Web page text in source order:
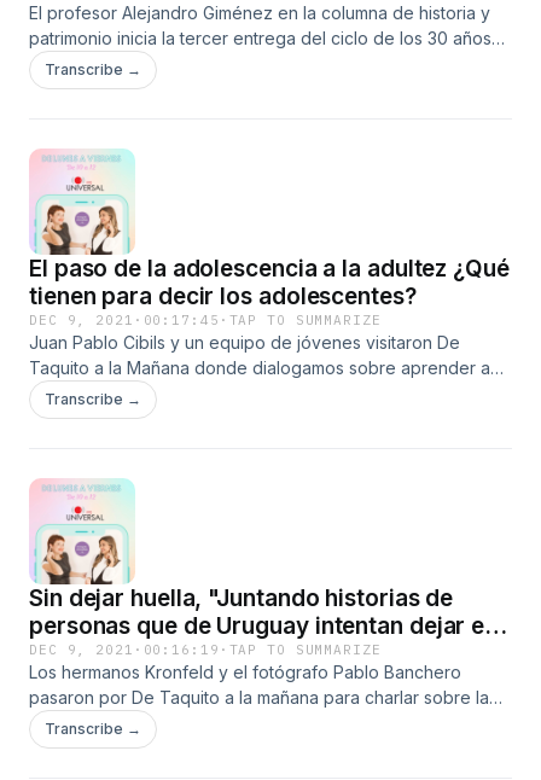
El profesor Alejandro Giménez en la columna de historia y
patrimonio inicia la tercer entrega del ciclo de los 30 años
de la caída de la URSS y el bloque soviético.
Transcribe →
El paso de la adolescencia a la adultez ¿Qué
tienen para decir los adolescentes?
DEC 9, 2021 · 00:17:45 · TAP TO SUMMARIZE
Juan Pablo Cibils y un equipo de jóvenes visitaron De
Taquito a la Mañana donde dialogamos sobre aprender a
escuchar a los adolescentes y qué dicen los protagonistas
cuando les preguntamos acerca de la poca comunicación
Transcribe →
Sin dejar huella, "Juntando historias de
personas que de Uruguay intentan dejar el
mundo un poco mejor"
DEC 9, 2021 · 00:16:19 · TAP TO SUMMARIZE
Los hermanos Kronfeld y el fotógrafo Pablo Banchero
pasaron por De Taquito a la mañana para charlar sobre la
serie "Sin dejar huella", la experiencia y su objetivo,
recorrieron en 15 días los 19 departamentos a bordo de un
Transcribe →